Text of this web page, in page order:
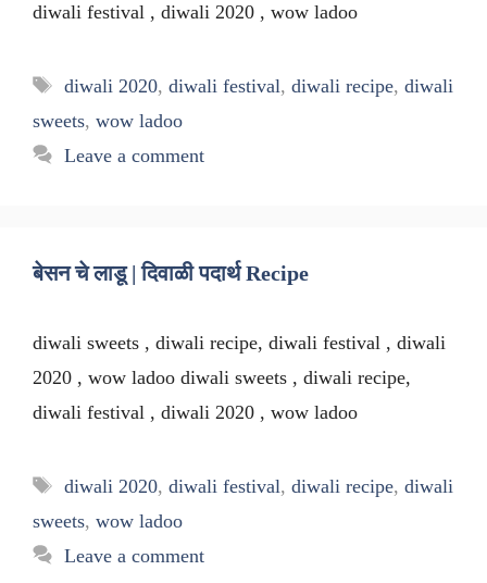
diwali festival , diwali 2020 , wow ladoo
Tags
diwali 2020, diwali festival, diwali recipe, diwali
sweets, wow ladoo
Leave a comment
बेसन चे लाडू | दिवाळी पदार्थ Recipe
diwali sweets , diwali recipe, diwali festival , diwali
2020 , wow ladoo diwali sweets , diwali recipe,
diwali festival , diwali 2020 , wow ladoo
Tags
diwali 2020, diwali festival, diwali recipe, diwali
sweets, wow ladoo
Leave a comment